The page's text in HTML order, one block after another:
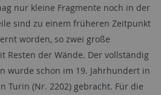
nur kleine Fragmente noch in der
sind zu einem früheren Zeitpunkt
worden, so zwei große
Resten der Wände. Der vollständig
wurde schon im 19. Jahrhundert in
Turin (Nr. 2202) gebracht. Für die